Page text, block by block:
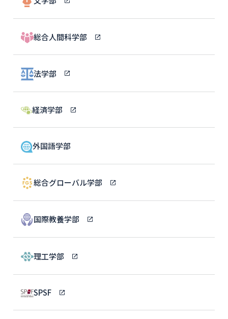
総合人間科学部
法学部
経済学部
外国語学部
総合グローバル学部
国際教養学部
理工学部
SPSF